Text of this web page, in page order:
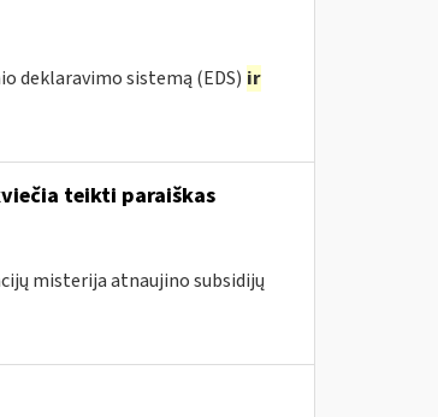
deklaravimo sistemą (EDS) ir
teikti paraiškas
misterija atnaujino subsidijų